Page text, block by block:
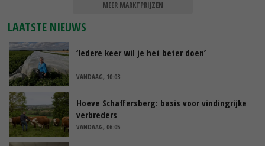
MEER MARKTPRIJZEN
LAATSTE NIEUWS
‘Iedere keer wil je het beter doen’
VANDAAG, 10:03
Hoeve Schaffersberg: basis voor vindingrijke
verbreders
VANDAAG, 06:05